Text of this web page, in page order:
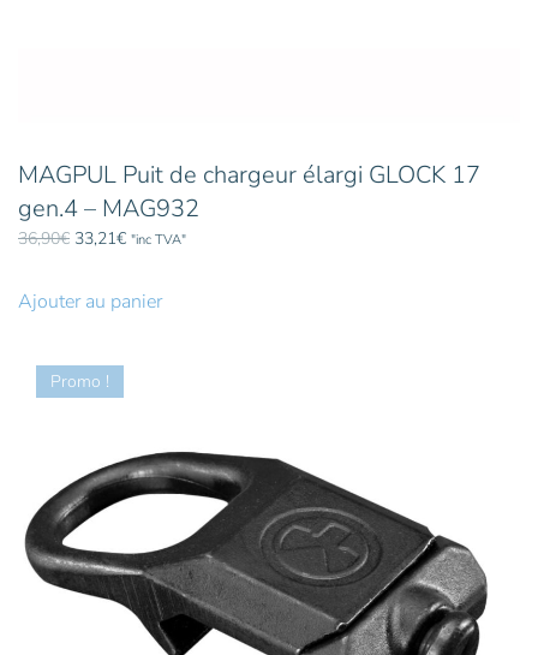
MAGPUL Puit de chargeur élargi GLOCK 17
gen.4 – MAG932
36,90€ Le
était :
33,21€Le
est :
"inc TVA"
Ajouter au panier
Promo !